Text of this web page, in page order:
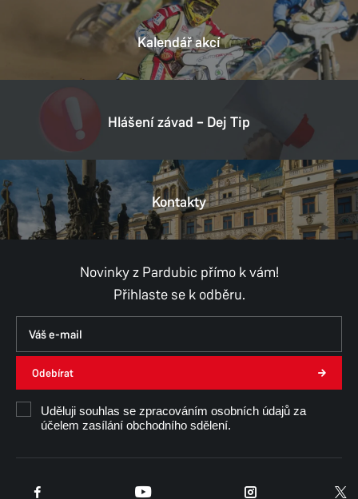
Kalendář akcí
Hlášení závad – Dej Tip
Kontakty
Novinky z Pardubic přímo k vám!
Přihlaste se k odběru.
Odebírat
Uděluji souhlas se zpracováním osobních údajů za
účelem zasílání obchodního sdělení.